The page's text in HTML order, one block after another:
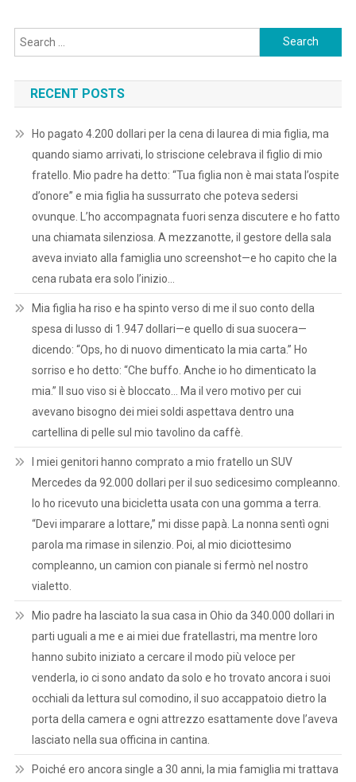
Search
for:
RECENT POSTS
Ho pagato 4.200 dollari per la cena di laurea di mia figlia, ma
quando siamo arrivati, lo striscione celebrava il figlio di mio
fratello. Mio padre ha detto: “Tua figlia non è mai stata l’ospite
d’onore” e mia figlia ha sussurrato che poteva sedersi
ovunque. L’ho accompagnata fuori senza discutere e ho fatto
una chiamata silenziosa. A mezzanotte, il gestore della sala
aveva inviato alla famiglia uno screenshot—e ho capito che la
cena rubata era solo l’inizio…
Mia figlia ha riso e ha spinto verso di me il suo conto della
spesa di lusso di 1.947 dollari—e quello di sua suocera—
dicendo: “Ops, ho di nuovo dimenticato la mia carta.” Ho
sorriso e ho detto: “Che buffo. Anche io ho dimenticato la
mia.” Il suo viso si è bloccato… Ma il vero motivo per cui
avevano bisogno dei miei soldi aspettava dentro una
cartellina di pelle sul mio tavolino da caffè.
I miei genitori hanno comprato a mio fratello un SUV
Mercedes da 92.000 dollari per il suo sedicesimo compleanno.
Io ho ricevuto una bicicletta usata con una gomma a terra.
“Devi imparare a lottare,” mi disse papà. La nonna sentì ogni
parola ma rimase in silenzio. Poi, al mio diciottesimo
compleanno, un camion con pianale si fermò nel nostro
vialetto.
Mio padre ha lasciato la sua casa in Ohio da 340.000 dollari in
parti uguali a me e ai miei due fratellastri, ma mentre loro
hanno subito iniziato a cercare il modo più veloce per
venderla, io ci sono andato da solo e ho trovato ancora i suoi
occhiali da lettura sul comodino, il suo accappatoio dietro la
porta della camera e ogni attrezzo esattamente dove l’aveva
lasciato nella sua officina in cantina.
Poiché ero ancora single a 30 anni, la mia famiglia mi trattava